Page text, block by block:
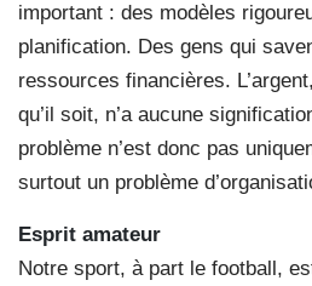
important : des modèles
planification. Des gens qui
ressources financières.
qu’il soit, n’a aucune
problème n’est donc pas
surtout un problème
Esprit amateur
Notre sport, à part le football,